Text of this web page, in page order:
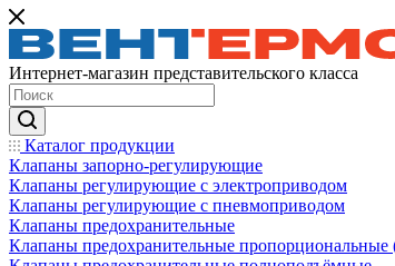
Интернет-магазин представительского класса
Каталог продукции
Клапаны запорно-регулирующие
Клапаны регулирующие с электроприводом
Клапаны регулирующие с пневмоприводом
Клапаны предохранительные
Клапаны предохранительные